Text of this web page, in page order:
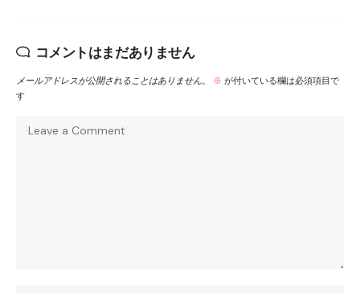
コメントはまだありません
メールアドレスが公開されることはありません。 ※ が付いている欄は必須項目で
す